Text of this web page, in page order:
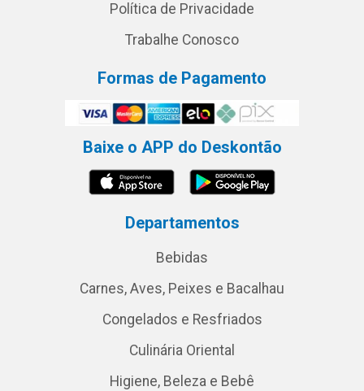
Política de Privacidade
Trabalhe Conosco
Formas de Pagamento
Baixe o APP do Deskontão
Departamentos
Bebidas
Carnes, Aves, Peixes e Bacalhau
Congelados e Resfriados
Culinária Oriental
Higiene, Beleza e Bebê